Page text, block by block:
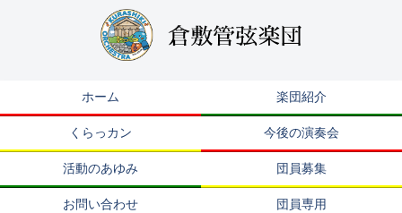
ホーム 楽団紹介
くらっカン 今後の演奏会
活動のあゆみ 団員募集
お問い合わせ 団員専用